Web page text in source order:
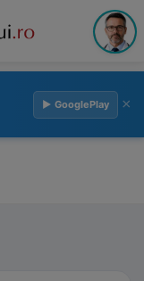
▶ GooglePlay ×